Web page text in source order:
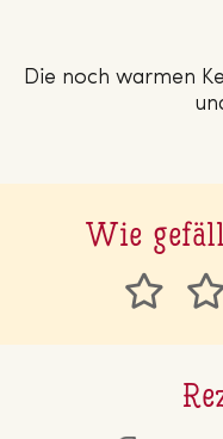
Die noch warmen
Wie